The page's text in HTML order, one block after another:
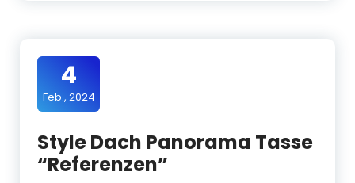
4
Feb., 2024
Style Dach Panorama Tasse
“Referenzen”